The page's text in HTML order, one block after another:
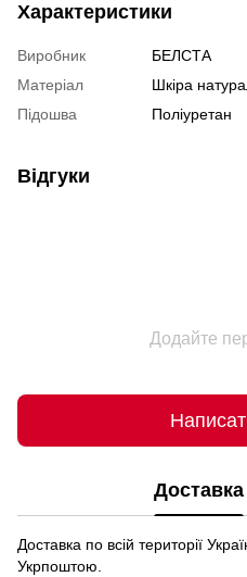
Характеристики
Виробник
БЕЛСТА
Матеріал
Шкіра
Підошва
Поліуретан
Відгуки
Додайте
Доставка
Доставка по всій території
Укрпоштою.